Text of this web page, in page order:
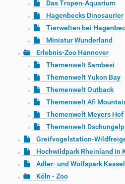
Das Tropen-Aquarium
Hagenbecks Dinosaurier
Tierwelten bei
Miniatur Wunderland
Erlebnis-Zoo Hannover
Themenwelt Sambesi
Themenwelt Yukon Bay
Themenwelt Outback
Themenwelt Afi
Themenwelt Meyers Hof
Themenwelt
Greifvogelstation-
Hochwildpark Rheinland in
Adler- und Wolfspark
Köln - Zoo